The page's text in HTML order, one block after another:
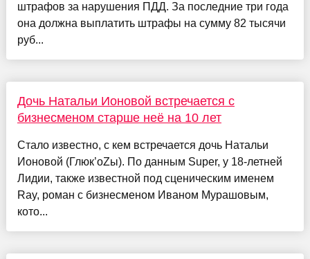
штрафов за нарушения ПДД. За последние три года
она должна выплатить штрафы на сумму 82 тысячи
руб...
Дочь Натальи Ионовой встречается с
бизнесменом старше неё на 10 лет
Стало известно, с кем встречается дочь Натальи
Ионовой (Глюк’oZы). По данным Super, у 18-летней
Лидии, также известной под сценическим именем
Ray, роман с бизнесменом Иваном Мурашовым,
кото...